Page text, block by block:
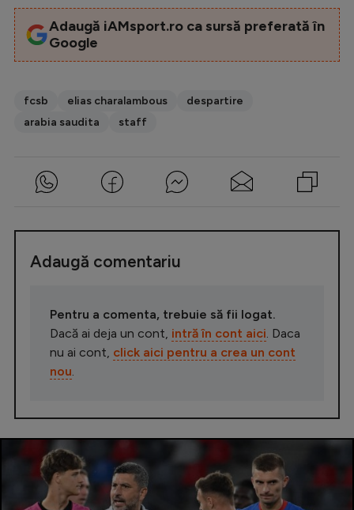
Adaugă iAMsport.ro ca sursă preferată în
Google
fcsb elias charalambous
despartire
arabia saudita
staff
Adaugă comentariu
Pentru a comenta, trebuie să fii logat.
Dacă ai deja un cont, intră în cont aici . Daca
nu ai cont, click aici pentru a crea un cont
nou